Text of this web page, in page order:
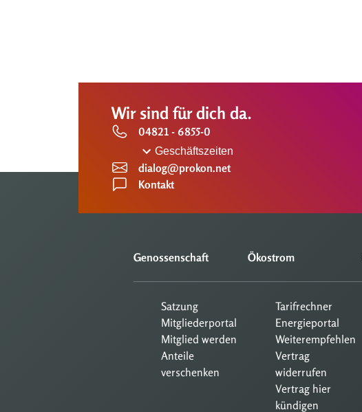
Wir sind für dich da.
04821 - 6855-0
Geschäftszeiten
dialog@prokon.net
Kontakt
Genossenschaft
Satzung
Mitgliederportal
Mitglied werden
Anteile
verschenken
Ökostrom
Tarifrechner
Energieportal
Weiterempfehlen
Vertrag
widerrufen
Vertrag hier
kündigen